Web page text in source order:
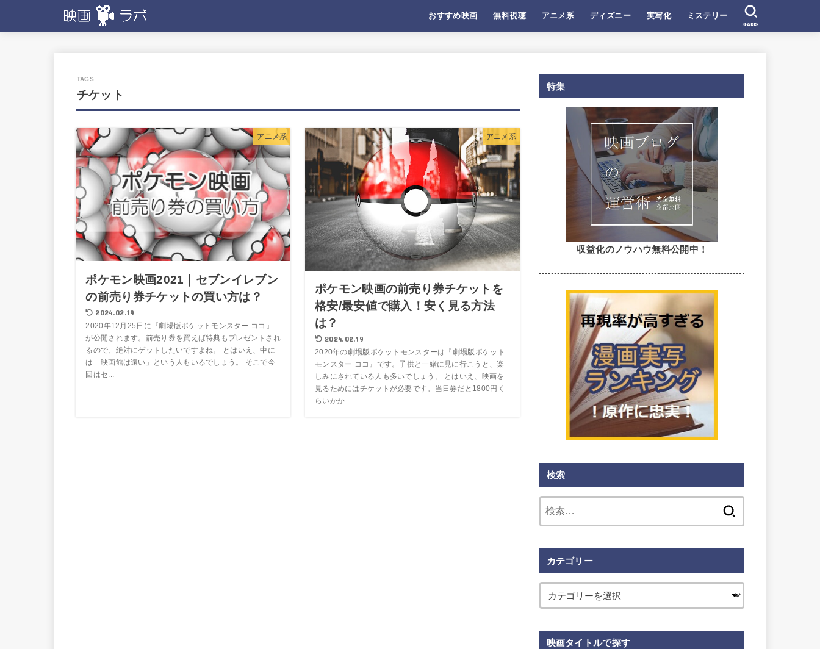
おすすめ映画 無料視聴 アニメ系 ディズニー 実写化 ミステリー
SEARCH
チケット
アニメ系
ポケモン映画2021｜セブンイレブン
の前売り券チケットの買い方は？
2024.02.19
2020年12月25日に『劇場版ポケットモンスター ココ』
が公開されます。前売り券を買えば特典もプレゼントされ
るので、絶対にゲットしたいですよね。 とはいえ、中に
は「映画館は遠い」という人もいるでしょう。 そこで今
回はセ...
アニメ系
ポケモン映画の前売り券チケットを
格安/最安値で購入！安く見る方法
は？
2024.02.19
2020年の劇場版ポケットモンスターは『劇場版ポケット
モンスター ココ』です。子供と一緒に見に行こうと、楽
しみにされている人も多いでしょう。 とはいえ、映画を
見るためにはチケットが必要です。当日券だと1800円く
らいかか...
特集
収益化のノウハウ無料公開中！
検索
カテゴリー
映画タイトルで探す